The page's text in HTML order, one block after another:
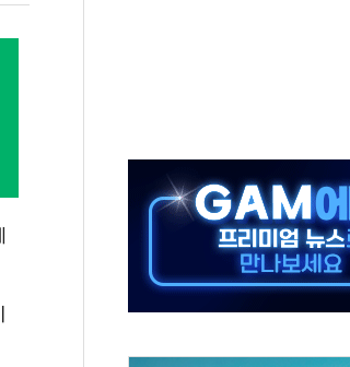
다…4대강 사업이 발목
국내 10% 할인 'MG+트래블로그 하나카드' 출시
한다"…李대통령 '청년 드라이브'에도 지지율 견인
전망·전력인프라 투자 전략 강연
인투자용 국채 청약 시작
스X 호재에 우주항공株 일제히 '강세'